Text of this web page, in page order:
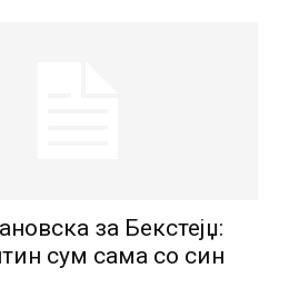
за Бекстејџ:
сум сама со син